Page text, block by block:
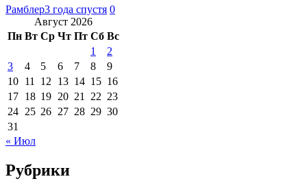
Рамблер3 года спустя 0
Август 2026
Пн Вт Ср Чт Пт Сб Вс
1
2
3
4 5 6 7 8
9
10 11 12 13 14 15 16
17 18 19 20 21 22 23
24 25 26 27 28 29 30
31
« Июл
Рубрики